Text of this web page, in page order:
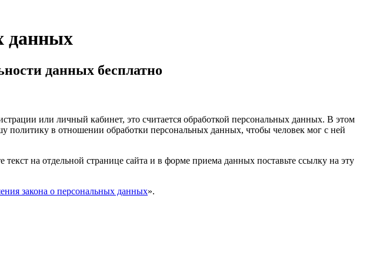
данных
данных бесплатно
или личный кабинет, это считается обработкой персональных данных. В этом
политику в отношении обработки персональных данных, чтобы человек мог с ней
на отдельной странице сайта и в форме приема данных поставьте ссылку на эту
закона о персональных данных».